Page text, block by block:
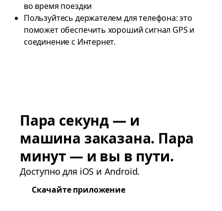
во время поездки
Пользуйтесь держателем для телефона: это
поможет обеспечить хороший сигнал GPS и
соединение с Интернет.
Пара секунд — и
машина заказана. Пара
минут — и вы в пути.
Доступно для iOS и Android.
Скачайте приложение